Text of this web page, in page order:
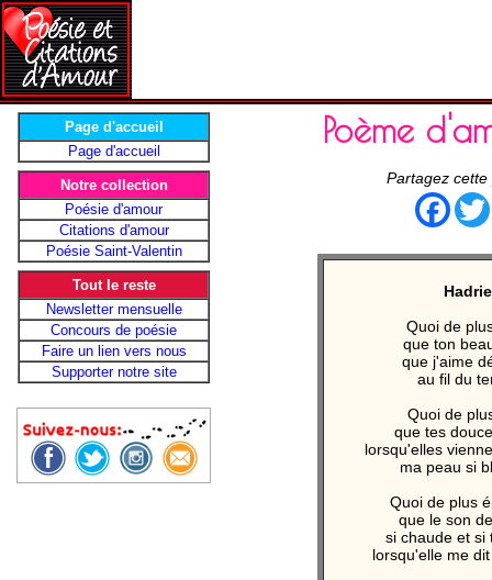
Page d'accueil
Page d'accueil
Notre collection
Poésie d'amour
Citations d'amour
Poésie Saint-Valentin
Tout le reste
Newsletter mensuelle
Concours de poésie
Faire un lien vers nous
Supporter notre site
Poème
Partagez
Quoi de
que ton
que j'aime
au fil du
Quoi de
que tes
lorsqu'elles
ma peau si
Quoi de plus
que le son
si chaude et si
lorsqu'elle me